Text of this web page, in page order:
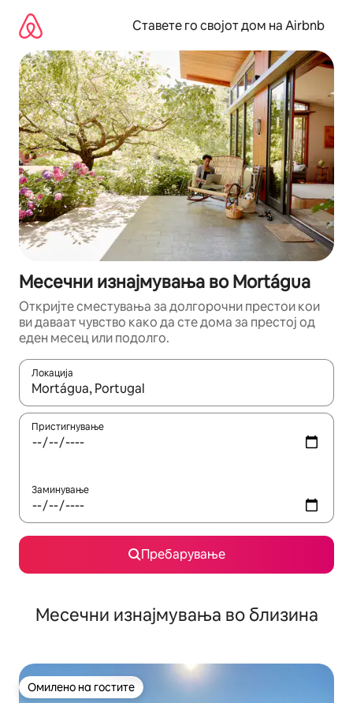
содржина
Ставете го својот дом на Airbnb
Месечни изнајмувања во Mortágua
Откријте сместувања за долгорочни престои кои
ви даваат чувство како да сте дома за престој од
еден месец или подолго.
Локација
Кога резултатите се достапни, движете се со копчињата
Пристигнување
Заминување
Пребарување
Месечни изнајмувања во близина
Омилено на гостите
Омилено на гостите